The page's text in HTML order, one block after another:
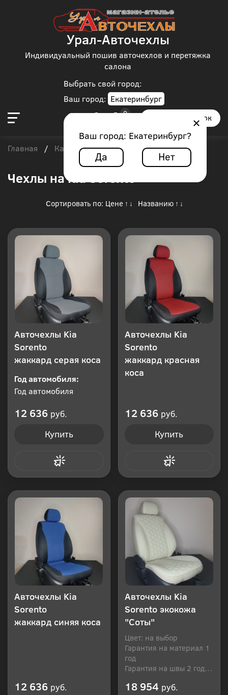
Выбрать свой город:
Ваш город: Екатеринбург
Ваш город: Екатеринбург?
Да Нет
Урал-Авточехлы
Индивидуальный пошив авточехлов и перетяжка
салона
Заказать звонок
Главная / Каталог чехлов / / Kia Sorento
Чехлы на Kia Sorento
Сортировать по: Цене ↑ ↓ Названию ↑ ↓
Авточехлы Kia
Sorento
жаккард серая коса
Год автомобиля:
Год автомобиля
12 636 руб.
Купить
Авточехлы Kia
Sorento
жаккард красная
коса
12 636 руб.
Купить
Авточехлы Kia
Sorento
жаккард синяя коса
12 636 руб.
Авточехлы Kia
Sorento экокожа
"Соты"
Цвет: на выбор
Гарантия на материал 1
год
Гарантия на швы 2 года
18 954 руб.